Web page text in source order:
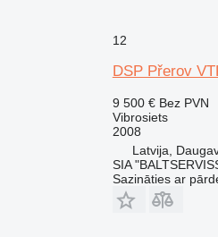
12
DSP Přerov
9 500 € Bez PVN
Vibrosiets
2008
Latvija,
SIA
Sazināties ar